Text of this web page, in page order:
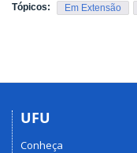
Tópicos: Em Extensão
UFU
Conheça